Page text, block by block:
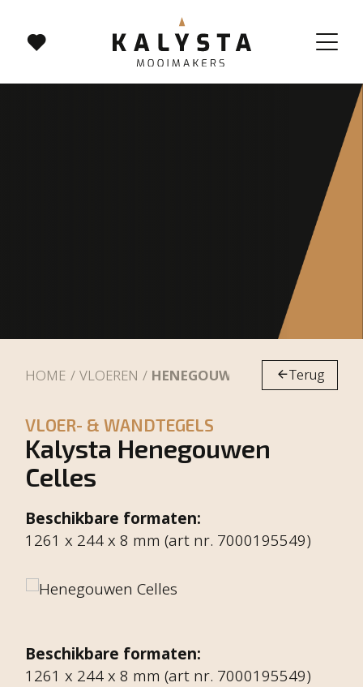
HOME VLOEREN HENEGOUWEN CELLESTerug
VLOER- & WANDTEGELS
Kalysta Henegouwen
Celles
Beschikbare formaten:
1261 x 244 x 8 mm (art nr. 7000195549)
Beschikbare formaten:
1261 x 244 x 8 mm (art nr. 7000195549)